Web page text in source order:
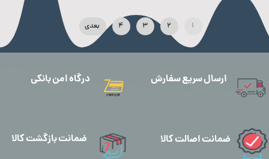
۱ ۲ ۳ ۴ بعدی
ارسال سریع سفارش درگاه امن بانکی
ضمانت اصالت کالا ضمانت بازگشت کالا